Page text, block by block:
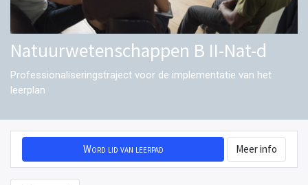
Natuurwetenschappen B II-Nat-d
Professionaliseringstraject voor de implementatie van het
leerplan
Word lid van leerpad Meer info